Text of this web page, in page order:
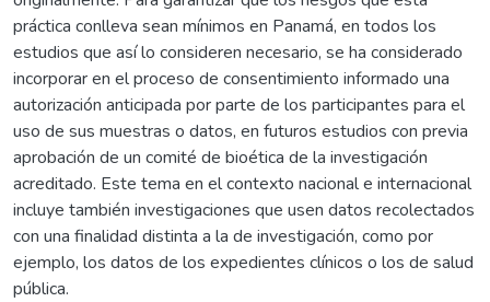
práctica conlleva sean mínimos en Panamá, en todos los
estudios que así lo consideren necesario, se ha considerado
incorporar en el proceso de consentimiento informado una
autorización anticipada por parte de los participantes para el
uso de sus muestras o datos, en futuros estudios con previa
aprobación de un comité de bioética de la investigación
acreditado. Este tema en el contexto nacional e internacional
incluye también investigaciones que usen datos recolectados
con una finalidad distinta a la de investigación, como por
ejemplo, los datos de los expedientes clínicos o los de salud
pública.